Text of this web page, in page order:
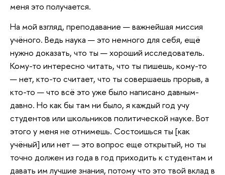
меня это получается.
На мой взгляд, преподавание — важнейшая миссия
учёного. Ведь наука — это немного для себя, ещё
нужно доказать, что ты — хороший исследователь.
Кому-то интересно читать, что ты пишешь, кому-то
— нет, кто-то считает, что ты совершаешь прорыв, а
кто-то — что всё это уже было написано давным-
давно. Но как бы там ни было, я каждый год учу
студентов или школьников политической науке. Вот
этого у меня не отнимешь. Состоишься ты [как
учёный] или нет — это вопрос еще открытый, но ты
точно должен из года в год приходить к студентам и
давать им лучшие знания, потому что это твой вклад в